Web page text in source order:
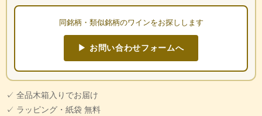
同銘柄・類似銘柄のワインをお探しします
▶ お問い合わせフォームへ
✓ 全品木箱入りでお届け
✓ ラッピング・紙袋 無料